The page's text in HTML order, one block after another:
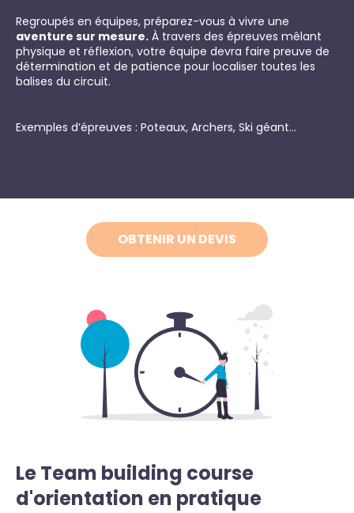
Regroupés en équipes, préparez-vous à vivre une
aventure sur mesure. À travers des épreuves mêlant
physique et réflexion, votre équipe devra faire preuve de
détermination et de patience pour localiser toutes les
balises du circuit.
Exemples d’épreuves : Poteaux, Archers, Ski géant…
OBTENIR UN DEVIS
Le Team building course
d'orientation en pratique